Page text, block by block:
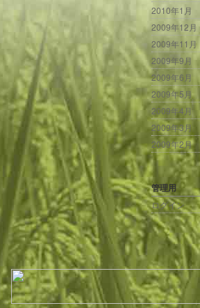
2010年1月
2009年12月
2009年11月
2009年9月
2009年6月
2009年5月
2009年4月
2009年3月
2009年2月
管理用
ログイン